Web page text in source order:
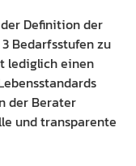
Definition der
Bedarfsstufen zu
lediglich einen
der Berater
und transparente